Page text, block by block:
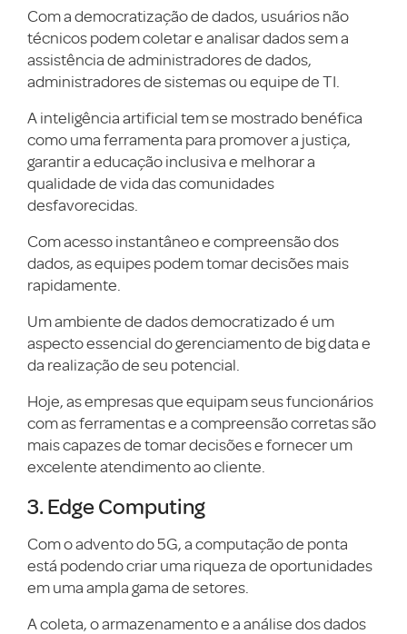
Com a democratização de dados, usuários não
técnicos podem coletar e analisar dados sem a
assistência de administradores de dados,
administradores de sistemas ou equipe de TI.
A inteligência artificial tem se mostrado benéfica
como uma ferramenta para promover a justiça,
garantir a educação inclusiva e melhorar a
qualidade de vida das comunidades
desfavorecidas.
Com acesso instantâneo e compreensão dos
dados, as equipes podem tomar decisões mais
rapidamente.
Um ambiente de dados democratizado é um
aspecto essencial do gerenciamento de big data e
da realização de seu potencial.
Hoje, as empresas que equipam seus funcionários
com as ferramentas e a compreensão corretas são
mais capazes de tomar decisões e fornecer um
excelente atendimento ao cliente.
3. Edge Computing
Com o advento do 5G, a computação de ponta
está podendo criar uma riqueza de oportunidades
em uma ampla gama de setores.
A coleta, o armazenamento e a análise dos dados